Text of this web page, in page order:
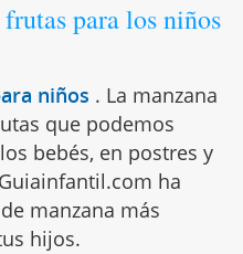
para los niños
niños . La manzana
que podemos
bebés, en postres y
ha
manzana más
hijos.